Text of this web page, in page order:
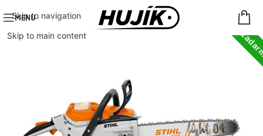
Skip to navigation
Skip to main content
MENU